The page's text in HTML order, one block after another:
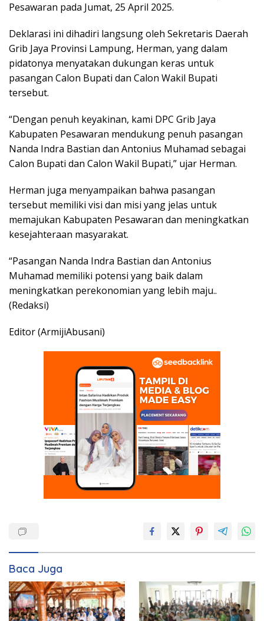
Pesawaran pada Jumat, 25 April 2025.
Deklarasi ini dihadiri langsung oleh Sekretaris Daerah
Grib Jaya Provinsi Lampung, Herman, yang dalam
pidatonya menyatakan dukungan keras untuk
pasangan Calon Bupati dan Calon Wakil Bupati
tersebut.
“Dengan penuh keyakinan, kami DPC Grib Jaya
Kabupaten Pesawaran mendukung penuh pasangan
Nanda Indra Bastian dan Antonius Muhamad sebagai
Calon Bupati dan Calon Wakil Bupati,” ujar Herman.
Herman juga menyampaikan bahwa pasangan
tersebut memiliki visi dan misi yang jelas untuk
memajukan Kabupaten Pesawaran dan meningkatkan
kesejahteraan masyarakat.
“Pasangan Nanda Indra Bastian dan Antonius
Muhamad memiliki potensi yang baik dalam
meningkatkan perekonomian yang lebih maju..
(Redaksi)
Editor (ArmijiAbusani)
Baca Juga